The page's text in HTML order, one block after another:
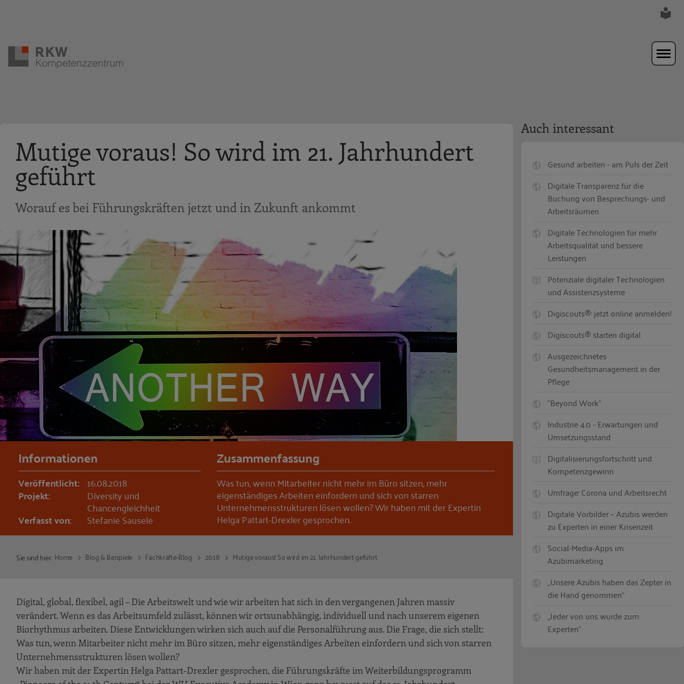
Mutige voraus! So wird im 21. Jahrhundert
geführt
Worauf es bei Führungskräften jetzt und in Zukunft ankommt
Informationen
Veröffentlicht: 16.08.2018
Projekt: Diversity und
Chancengleichheit
Verfasst von: Stefanie Sausele
Zusammenfassung
Was tun, wenn Mitarbeiter nicht mehr im Büro sitzen, mehr
eigenständiges Arbeiten einfordern und sich von starren
Unternehmensstrukturen lösen wollen? Wir haben mit der Expertin
Helga Pattart-Drexler gesprochen.
Sie sind hier: Home Blog & Beispiele Fachkräfte-Blog 2018 Mutige voraus! So wird im 21. Jahrhundert geführt
Digital, global, flexibel, agil – Die Arbeitswelt und wie wir arbeiten hat sich in den vergangenen Jahren massiv
verändert. Wenn es das Arbeitsumfeld zulässt, können wir ortsunabhängig, individuell und nach unserem eigenen
Biorhythmus arbeiten. Diese Entwicklungen wirken sich auch auf die Personalführung aus. Die Frage, die sich stellt:
Was tun, wenn Mitarbeiter nicht mehr im Büro sitzen, mehr eigenständiges Arbeiten einfordern und sich von starren
Unternehmensstrukturen lösen wollen?
Wir haben mit der Expertin Helga Pattart-Drexler gesprochen, die Führungskräfte im Weiterbildungsprogramm
Auch interessant
Gesund arbeiten - am Puls der Zeit
Digitale Transparenz für die
Buchung von Besprechungs- und
Arbeitsräumen
Digitale Technologien für mehr
Arbeitsqualität und bessere
Leistungen
Potenziale digitaler Technologien
und Assistenzsysteme
Digiscouts®: jetzt online anmelden!
Digiscouts® starten digital
Ausgezeichnetes
Gesundheitsmanagement in der
Pflege
"Beyond Work"
Industrie 4.0 - Erwartungen und
Umsetzungsstand
Digitalisierungsfortschritt und
Kompetenzgewinn
Umfrage: Corona und Arbeitsrecht
Digitale Vorbilder – Azubis werden
zu Experten in einer Krisenzeit
Social-Media-Apps im
Azubimarketing
„Unsere Azubis haben das Zepter in
die Hand genommen“
„Jeder von uns wurde zum
Experten“